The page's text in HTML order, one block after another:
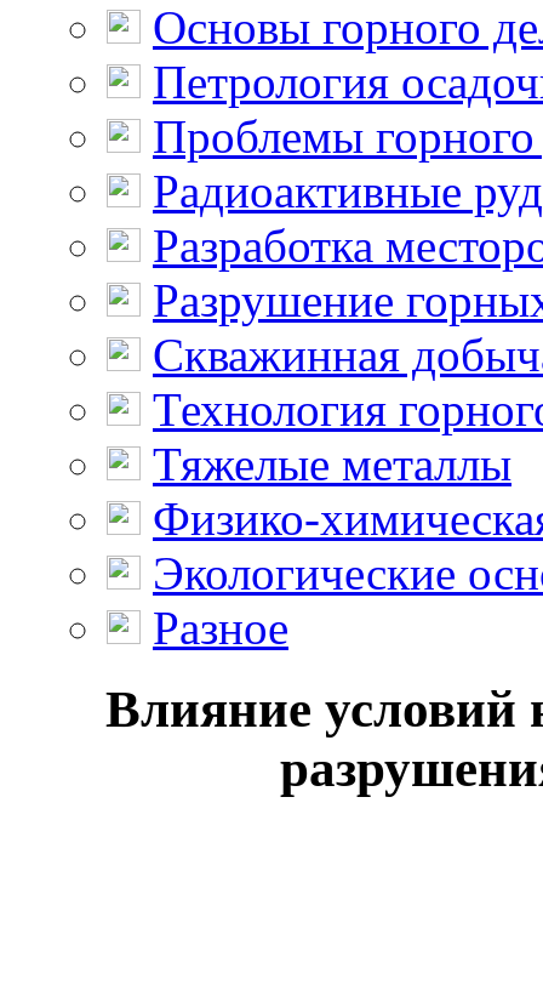
Основы горного
Петрология
Проблемы горного
Радиоактивные
Разработка
Разрушение
Скважинная
Технология
Тяжелые металлы
Физико-
Экологические
Разное
Влияние условий